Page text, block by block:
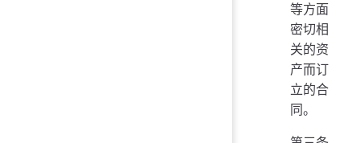
等方面
密切相
关的资
产而订
立的合
同。